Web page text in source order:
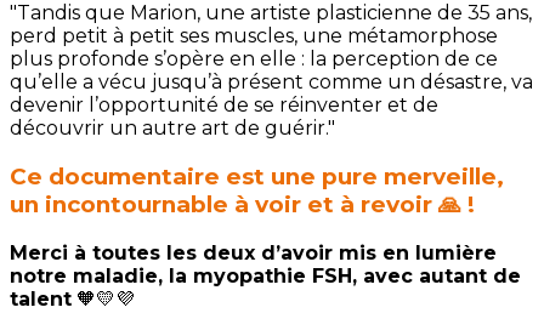
"Tandis que Marion, une artiste plasticienne de 35 ans,
perd petit à petit ses muscles, une métamorphose
plus profonde s’opère en elle : la perception de ce
qu’elle a vécu jusqu’à présent comme un désastre, va
devenir l’opportunité de se réinventer et de
découvrir un autre art de guérir."
Ce documentaire est une pure merveille,
un incontournable à voir et à revoir 🙏 !
Merci à toutes les deux d’avoir mis en lumière
notre maladie, la myopathie FSH, avec autant de
talent 🧡💛💜